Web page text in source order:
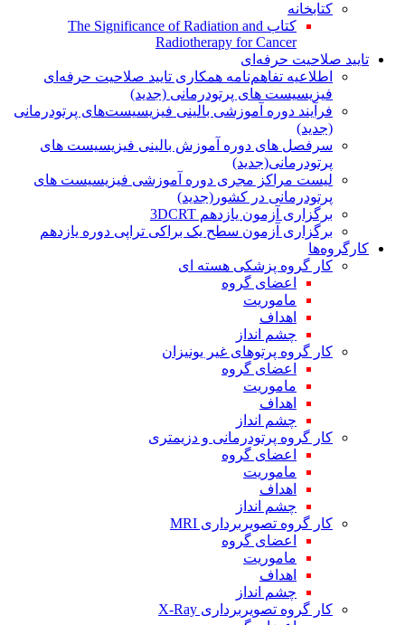
کتابخانه
کتاب The Significance of Radiation and
Radiotherapy for Cancer
تایید صلاحیت حرفه‌ای
اطلاعیه تفاهم‌نامه همکاری تایید صلاحیت حرفه‌ای
فیزیسیست های پرتودرمانی (جدید)
فرآیند دوره آموزشی بالینی فیزیسیست‌های پرتودرمانی
(جدید)
سرفصل های دوره آموزش بالینی فیزیسیست های
پرتودرمانی(جدید)
لیست مراکز مجری دوره آموزشی فیزیسیست های
پرتودرمانی در کشور(جدید)
برگزاری آزمون یازدهم 3DCRT
برگزاری آزمون سطح یک براکی تراپی دوره یازدهم
کارگروه‌ها
کار گروه پزشکی هسته ای
اعضای گروه
ماموریت
اهداف
چشم انداز
کار گروه پرتوهای غیر یونیزان
اعضای گروه
ماموریت
اهداف
چشم انداز
کار گروه پرتودرمانی و دزیمتری
اعضای گروه
ماموریت
اهداف
چشم انداز
کار گروه تصویربرداری MRI
اعضای گروه
ماموریت
اهداف
چشم انداز
کار گروه تصویربرداری X-Ray